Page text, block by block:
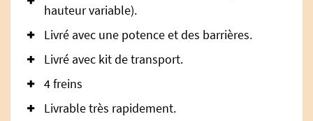
hauteur variable).
Livré avec une potence et des barrières.
Livré avec kit de transport.
4 freins
Livrable très rapidement.